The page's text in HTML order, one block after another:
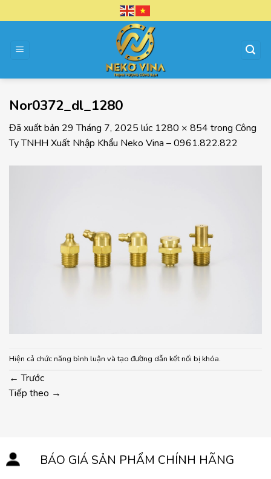
đến
dung
Nor0372_dl_1280
Đã xuất bản 29 Tháng 7, 2025 lúc 1280 × 854 trong Công
Ty TNHH Xuất Nhập Khẩu Neko Vina – 0961.822.822
Hiện cả chức năng bình luận và tạo đường dẫn kết nối bị khóa.
← Trước
Tiếp theo →
BÁO GIÁ SẢN PHẨM CHÍNH HÃNG